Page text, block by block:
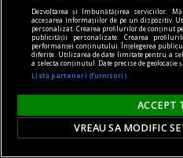
Mihai Onilă marchează
spitalizare și
foarte bine”
După operația de
urgență, Mihai Onilă (55
simte mai bine.
Dezvoltarea și îmbunătățirea serviciilor.
accesarea informațiilor de pe un dispozitiv.
personalizat. Crearea profilurilor de conținut
publicității personalizate. Crearea
performanței conținutului. Înțelegerea
diferite. Utilizarea de date limitate pentru a
a selecta conținutul. Date precise de
Listă parteneri (furnizori)
ACCEPT
VREAU SA MODIFIC